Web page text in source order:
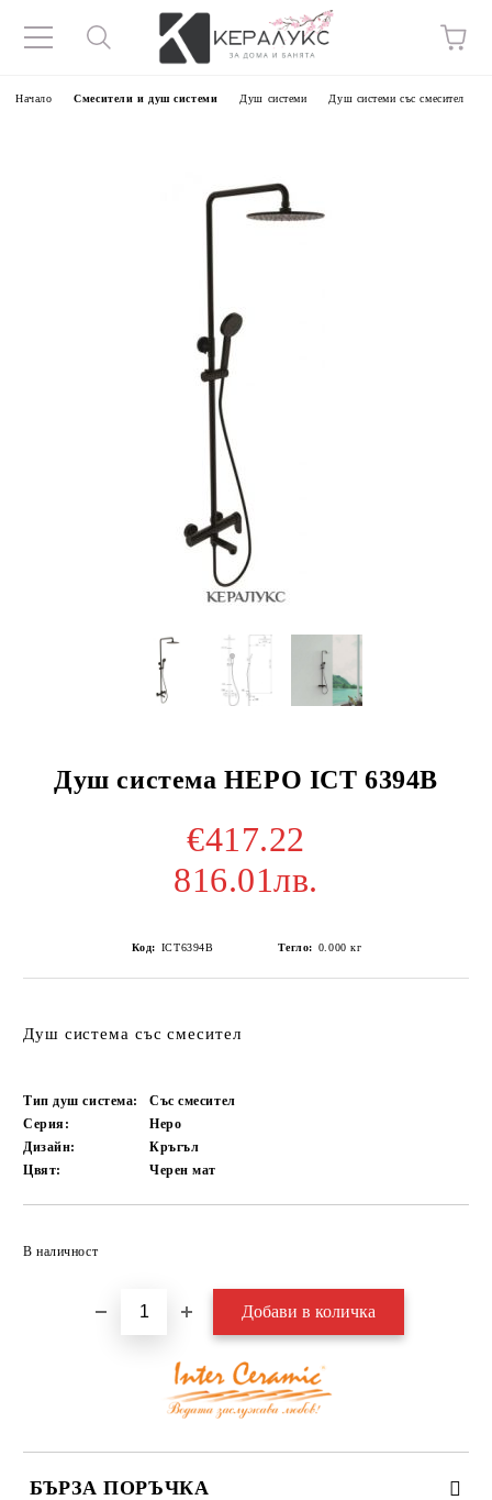
Начало Смесители и душ системи Душ системи Душ системи със смесител
Душ система НЕРО ICT 6394B
€417.22
816.01лв.
Код: ICT6394B Тегло: 0.000 кг
Душ система със смесител
Тип душ система:
Със смесител
Серия:
Неро
Дизайн:
Кръгъл
Цвят:
Черен мат
В наличност
БЪРЗА ПОРЪЧКА